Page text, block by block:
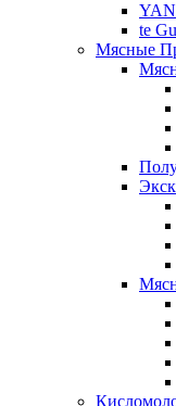
YAN
te
Мясные